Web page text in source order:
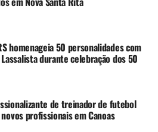
homenageia 50 personalidades com
durante celebração dos 50
de treinador de futebol
profissionais em Canoas